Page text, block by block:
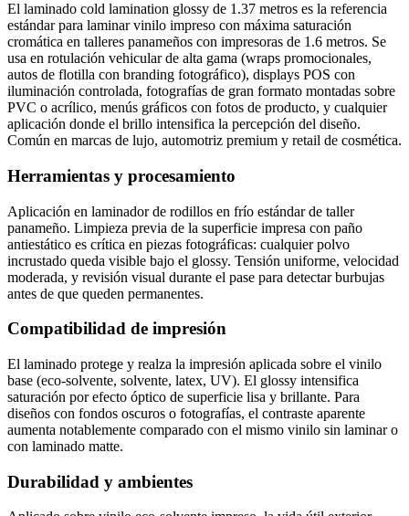
El laminado cold lamination glossy de 1.37 metros es la referencia
estándar para laminar vinilo impreso con máxima saturación
cromática en talleres panameños con impresoras de 1.6 metros. Se
usa en rotulación vehicular de alta gama (wraps promocionales,
autos de flotilla con branding fotográfico), displays POS con
iluminación controlada, fotografías de gran formato montadas sobre
PVC o acrílico, menús gráficos con fotos de producto, y cualquier
aplicación donde el brillo intensifica la percepción del diseño.
Común en marcas de lujo, automotriz premium y retail de cosmética.
Herramientas y procesamiento
Aplicación en laminador de rodillos en frío estándar de taller
panameño. Limpieza previa de la superficie impresa con paño
antiestático es crítica en piezas fotográficas: cualquier polvo
incrustado queda visible bajo el glossy. Tensión uniforme, velocidad
moderada, y revisión visual durante el pase para detectar burbujas
antes de que queden permanentes.
Compatibilidad de impresión
El laminado protege y realza la impresión aplicada sobre el vinilo
base (eco-solvente, solvente, latex, UV). El glossy intensifica
saturación por efecto óptico de superficie lisa y brillante. Para
diseños con fondos oscuros o fotografías, el contraste aparente
aumenta notablemente comparado con el mismo vinilo sin laminar o
con laminado matte.
Durabilidad y ambientes